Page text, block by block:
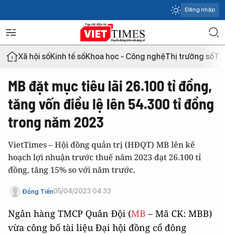
Đăng nhập
Xã hội sốKinh tế sốKhoa học - Công nghệThị trường số
MB đặt mục tiêu lãi 26.100 tỉ đồng,
tăng vốn điều lệ lên 54.300 tỉ đồng
trong năm 2023
VietTimes – Hội đồng quản trị (HĐQT) MB lên kế
hoạch lợi nhuận trước thuế năm 2023 đạt 26.100 tỉ
đồng, tăng 15% so với năm trước.
Đồng Tiến05/04/2023 04:33
Ngân hàng TMCP Quân Đội (MB – Mã CK: MBB)
vừa công bố tài liệu Đại hội đồng cổ đông